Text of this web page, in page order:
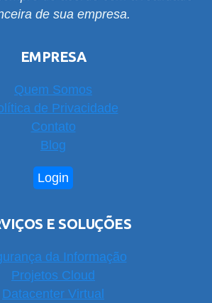
de sua empresa.
EMPRESA
Quem Somos
de Privacidade
Contato
Blog
Login
E SOLUÇÕES
da Informação
Projetos Cloud
Datacenter Virtual